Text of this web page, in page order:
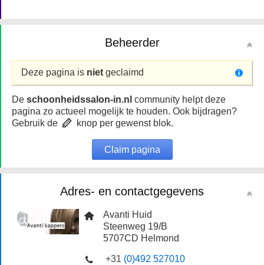
Beheerder
Deze pagina is niet geclaimd
De schoonheidssalon-in.nl community helpt deze
pagina zo actueel mogelijk te houden. Ook bijdragen?
Gebruik de
knop per gewenst blok.
Claim pagina
Adres- en contactgegevens
Avanti Huid
Steenweg 19/B
5707CD Helmond
+31 (0)492 527010